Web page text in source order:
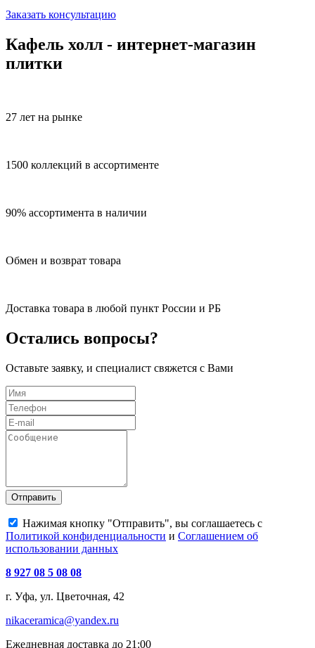
Заказать консультацию
Кафель холл - интернет-магазин
плитки
27 лет на рынке
1500 коллекций в ассортименте
90% ассортимента в наличии
Обмен и возврат товара
Доставка товара в любой пункт России и РБ
Остались вопросы?
Оставьте заявку, и специалист свяжется с Вами
Отправить
Нажимая кнопку "Отправить", вы соглашаетесь с
Политикой конфиденциальности и Соглашением об
использовании данных
8 927 08 5 08 08
г. Уфа, ул. Цветочная, 42
nikaceramica@yandex.ru
Ежедневная доставка до 21:00